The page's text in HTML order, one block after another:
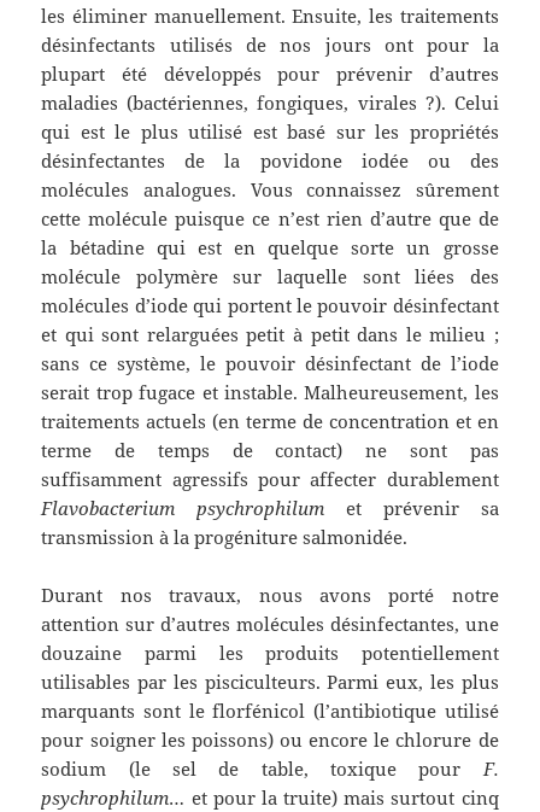
les éliminer manuellement. Ensuite, les traitements
désinfectants utilisés de nos jours ont pour la
plupart été développés pour prévenir d’autres
maladies (bactériennes, fongiques, virales ?). Celui
qui est le plus utilisé est basé sur les propriétés
désinfectantes de la povidone iodée ou des
molécules analogues. Vous connaissez sûrement
cette molécule puisque ce n’est rien d’autre que de
la bétadine qui est en quelque sorte un grosse
molécule polymère sur laquelle sont liées des
molécules d’iode qui portent le pouvoir désinfectant
et qui sont relarguées petit à petit dans le milieu ;
sans ce système, le pouvoir désinfectant de l’iode
serait trop fugace et instable. Malheureusement, les
traitements actuels (en terme de concentration et en
terme de temps de contact) ne sont pas
suffisamment agressifs pour affecter durablement
Flavobacterium psychrophilum et prévenir sa
transmission à la progéniture salmonidée.
Durant nos travaux, nous avons porté notre
attention sur d’autres molécules désinfectantes, une
douzaine parmi les produits potentiellement
utilisables par les pisciculteurs. Parmi eux, les plus
marquants sont le florfénicol (l’antibiotique utilisé
pour soigner les poissons) ou encore le chlorure de
sodium (le sel de table, toxique pour F.
psychrophilum… et pour la truite) mais surtout cinq